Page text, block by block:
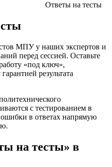
Ответы на тесты
МПУ у наших экспертов и
перед сессией. Оставьте
«под ключ»,
результата
с тестированием в
в ответах напрямую
на тесты» в